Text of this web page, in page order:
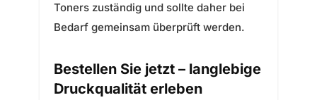
Toners zuständig und sollte daher bei
Bedarf gemeinsam überprüft werden.
Bestellen Sie jetzt – langlebige
Druckqualität erleben